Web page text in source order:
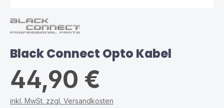
Black Connect Opto Kabel
44,90 €
inkl. MwSt. zzgl. Versandkosten